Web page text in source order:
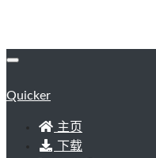
Quicker
主页
下载